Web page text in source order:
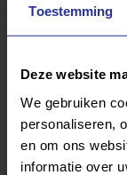
Toestemming
Deze website
We gebruiken
personaliseren,
en om ons
informatie over
terug naar
Gymzaal
Aantal